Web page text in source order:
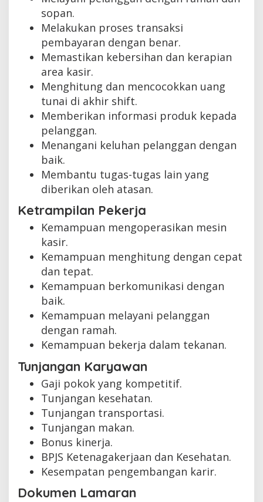
sopan.
Melakukan proses transaksi
pembayaran dengan benar.
Memastikan kebersihan dan kerapian
area kasir.
Menghitung dan mencocokkan uang
tunai di akhir shift.
Memberikan informasi produk kepada
pelanggan.
Menangani keluhan pelanggan dengan
baik.
Membantu tugas-tugas lain yang
diberikan oleh atasan.
Ketrampilan Pekerja
Kemampuan mengoperasikan mesin
kasir.
Kemampuan menghitung dengan cepat
dan tepat.
Kemampuan berkomunikasi dengan
baik.
Kemampuan melayani pelanggan
dengan ramah.
Kemampuan bekerja dalam tekanan.
Tunjangan Karyawan
Gaji pokok yang kompetitif.
Tunjangan kesehatan.
Tunjangan transportasi.
Tunjangan makan.
Bonus kinerja.
BPJS Ketenagakerjaan dan Kesehatan.
Kesempatan pengembangan karir.
Dokumen Lamaran